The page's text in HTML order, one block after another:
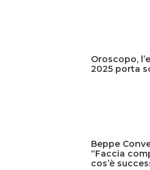
Oroscopo,
2025 porta
Beppe
“Faccia
cos’è